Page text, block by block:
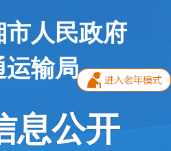
市人民政府
运输局
息公开